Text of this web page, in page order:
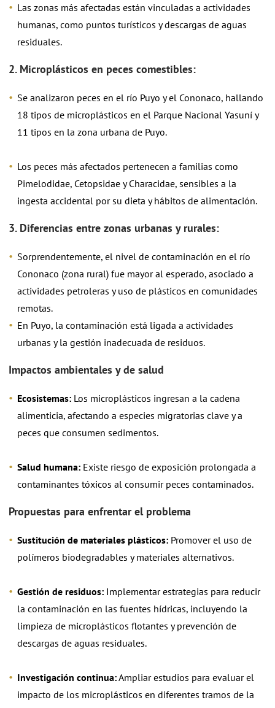
Las zonas más afectadas están vinculadas a actividades
humanas, como puntos turísticos y descargas de aguas
residuales.
2. Microplásticos en peces comestibles:
Se analizaron peces en el río Puyo y el Cononaco, hallando
18 tipos de microplásticos en el Parque Nacional Yasuní y
11 tipos en la zona urbana de Puyo.
Los peces más afectados pertenecen a familias como
Pimelodidae, Cetopsidae y Characidae, sensibles a la
ingesta accidental por su dieta y hábitos de alimentación.
3. Diferencias entre zonas urbanas y rurales:
Sorprendentemente, el nivel de contaminación en el río
Cononaco (zona rural) fue mayor al esperado, asociado a
actividades petroleras y uso de plásticos en comunidades
remotas.
En Puyo, la contaminación está ligada a actividades
urbanas y la gestión inadecuada de residuos.
Impactos ambientales y de salud
Ecosistemas: Los microplásticos ingresan a la cadena
alimenticia, afectando a especies migratorias clave y a
peces que consumen sedimentos.
Salud humana: Existe riesgo de exposición prolongada a
contaminantes tóxicos al consumir peces contaminados.
Propuestas para enfrentar el problema
Sustitución de materiales plásticos: Promover el uso de
polímeros biodegradables y materiales alternativos.
Gestión de residuos: Implementar estrategias para reducir
la contaminación en las fuentes hídricas, incluyendo la
limpieza de microplásticos flotantes y prevención de
descargas de aguas residuales.
Investigación continua:Ampliar estudios para evaluar el
impacto de los microplásticos en diferentes tramos de la